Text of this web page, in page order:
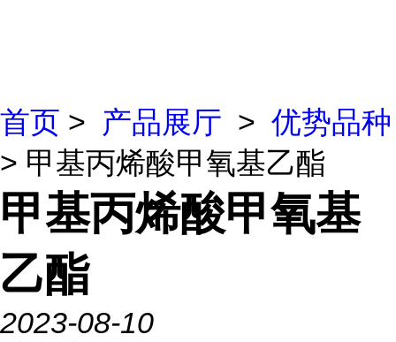
首页 > 产品展厅 > 优势品种
> 甲基丙烯酸甲氧基乙酯
甲基丙烯酸甲氧基
乙酯
2023-08-10